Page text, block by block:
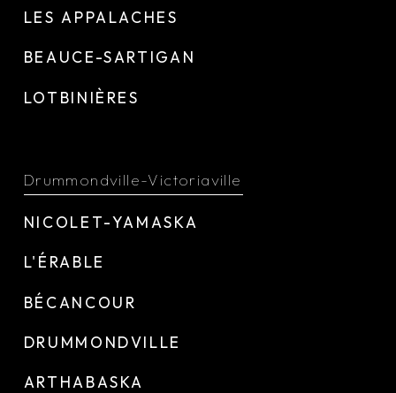
LES APPALACHES
BEAUCE-SARTIGAN
LOTBINIÈRES
Drummondville-Victoriaville
NICOLET-YAMASKA
L'ÉRABLE
BÉCANCOUR
DRUMMONDVILLE
ARTHABASKA